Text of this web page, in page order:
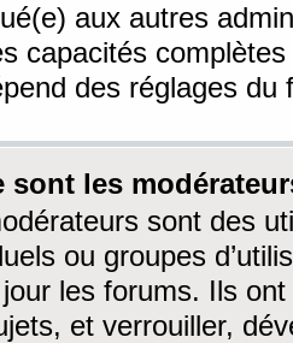
aux autres
capacités
des réglages du
sont les
sont des
ou groupes
les forums. Ils ont
et verrouiller,